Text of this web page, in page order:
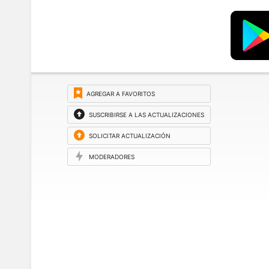
AGREGAR A FAVORITOS
SUSCRIBIRSE A LAS ACTUALIZACIONES
SOLICITAR ACTUALIZACIÓN
MODERADORES